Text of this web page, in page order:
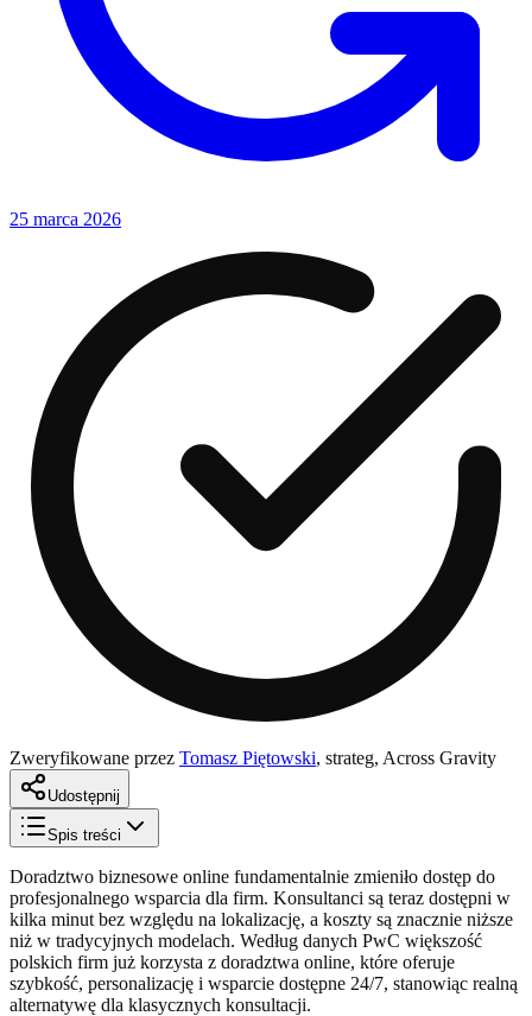
25 marca 2026
Zweryfikowane przez Tomasz Piętowski, strateg, Across Gravity
Udostępnij
Spis treści
Doradztwo biznesowe online fundamentalnie zmieniło dostęp do
profesjonalnego wsparcia dla firm. Konsultanci są teraz dostępni w
kilka minut bez względu na lokalizację, a koszty są znacznie niższe
niż w tradycyjnych modelach. Według danych PwC większość
polskich firm już korzysta z doradztwa online, które oferuje
szybkość, personalizację i wsparcie dostępne 24/7, stanowiąc realną
alternatywę dla klasycznych konsultacji.